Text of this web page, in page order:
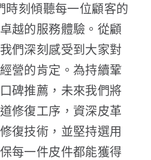
時刻傾聽每一位顧客的
越的服務體驗。從顧
們深刻感受到大家對
營的肯定。為持續鞏
碑推薦，未來我們將
修復工序，資深皮革
復技術，並堅持選用
每一件皮件都能獲得